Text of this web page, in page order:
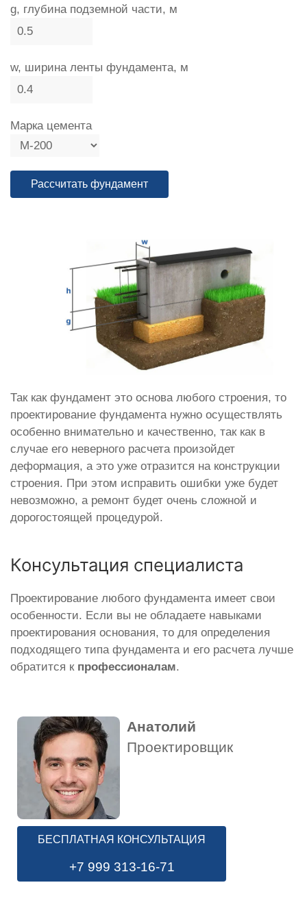
g, глубина подземной части, м
w, ширина ленты фундамента, м
Марка цемента
Так как фундамент это основа любого строения, то
проектирование фундамента нужно осуществлять
особенно внимательно и качественно, так как в
случае его неверного расчета произойдет
деформация, а это уже отразится на конструкции
строения. При этом исправить ошибки уже будет
невозможно, а ремонт будет очень сложной и
дорогостоящей процедурой.
Консультация специалиста
Проектирование любого фундамента имеет свои
особенности. Если вы не обладаете навыками
проектирования основания, то для определения
подходящего типа фундамента и его расчета лучше
обратится к профессионалам.
Анатолий
Проектировщик
БЕСПЛАТНАЯ КОНСУЛЬТАЦИЯ
+7 999 313-16-71